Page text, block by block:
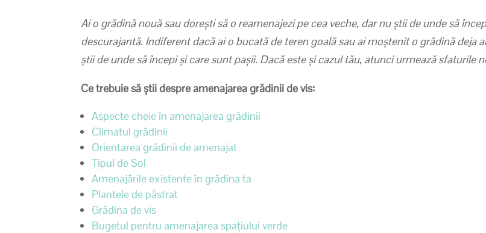
Ai o grădină nouă sau dorești să o reamenajezi pe cea veche, dar nu știi de unde să
descurajantă. Indiferent dacă ai o bucată de teren goală sau ai moștenit o grădină deja
știi de unde să începi și care sunt pașii. Dacă este și cazul tău, atunci urmează sfaturile
Ce trebuie să știi despre amenajarea grădinii de vis:
Aspecte cheie în amenajarea grădinii
Climatul grădinii
Orientarea grădinii de amenajat
Tipul de Sol
Amenajările existente în grădina ta
Plantele de păstrat
Grădina de vis
Bugetul pentru amenajarea spațiului verde